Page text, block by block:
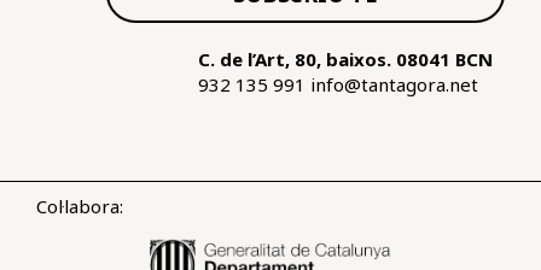
C. de l’Art, 80, baixos. 08041 BCN
932 135 991 info@tantagora.net
Col·labora: